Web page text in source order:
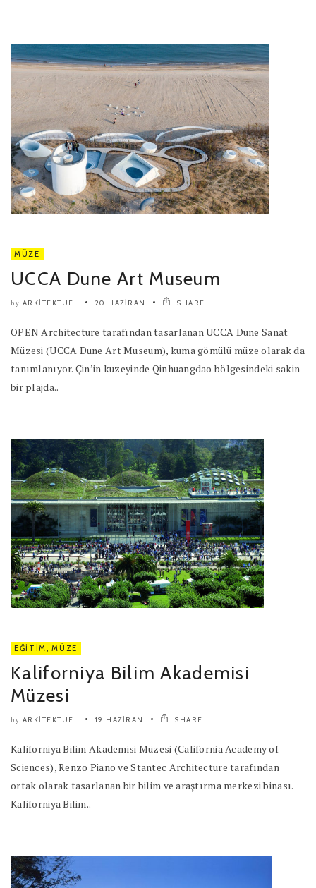
MÜZE
UCCA Dune Art Museum
by ARKITEKTUEL 20 HAZIRAN SHARE
OPEN Architecture tarafından tasarlanan UCCA Dune Sanat
Müzesi (UCCA Dune Art Museum), kuma gömülü müze olarak da
tanımlanıyor. Çin’in kuzeyinde Qinhuangdao bölgesindeki sakin
bir plajda..
EĞITIM ,MÜZE
Kaliforniya Bilim Akademisi
Müzesi
by ARKITEKTUEL 19 HAZIRAN SHARE
Kaliforniya Bilim Akademisi Müzesi (California Academy of
Sciences), Renzo Piano ve Stantec Architecture tarafından
ortak olarak tasarlanan bir bilim ve araştırma merkezi binası.
Kaliforniya Bilim..